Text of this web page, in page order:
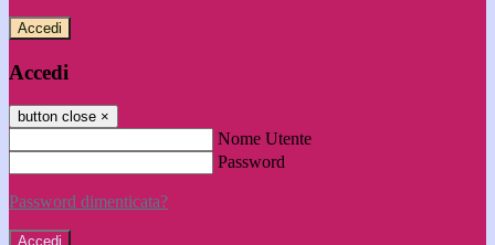
Accedi
Accedi
button close ×
Nome Utente
Password
Password dimenticata?